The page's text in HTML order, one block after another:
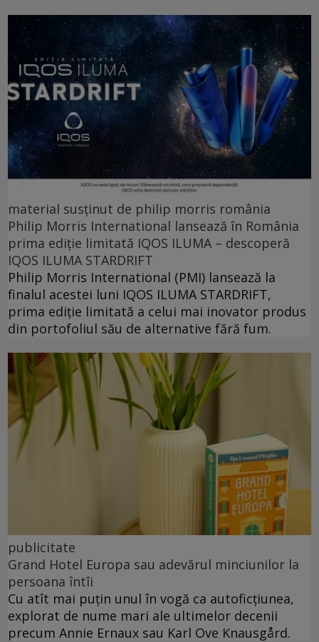
material susținut de philip morris românia
Philip Morris International lansează în România
prima ediție limitată IQOS ILUMA – descoperă
IQOS ILUMA STARDRIFT
Philip Morris International (PMI) lansează la
finalul acestei luni IQOS ILUMA STARDRIFT,
prima ediție limitată a celui mai inovator produs
din portofoliul său de alternative fără fum.
publicitate
Grand Hotel Europa sau adevărul minciunilor la
persoana întîi
Cu atît mai puțin unul în vogă ca autoficțiunea,
explorat de nume mari ale ultimelor decenii
precum Annie Ernaux sau Karl Ove Knausgård.